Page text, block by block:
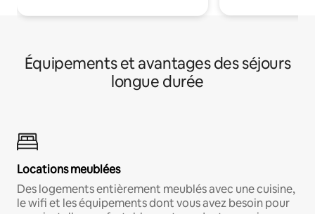
Équipements et avantages des séjours
longue durée
Locations meublées
Des logements entièrement meublés avec une cuisine,
le wifi et les équipements dont vous avez besoin pour